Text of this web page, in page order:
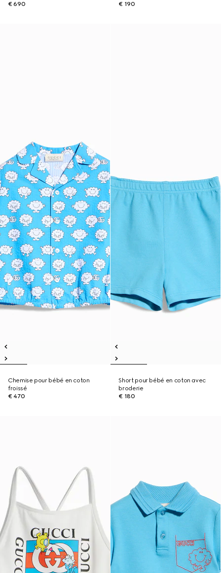
€ 690
€ 190
Chemise pour bébé en coton
froissé
€ 470
Short pour bébé en coton avec
broderie
€ 180